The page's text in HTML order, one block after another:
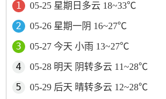
05-25 星期日多云 18~33℃
05-26 星期一阴 16~27℃
05-27 今天 小雨 13~27℃
05-28 明天 阴转多云 11~28℃
05-29 后天 晴转多云 12~28℃